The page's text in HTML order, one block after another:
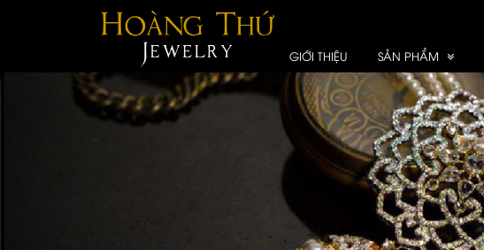
GIỚI THIỆU SẢN PHẨM